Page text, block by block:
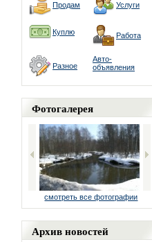
Продам Услуги
Куплю Работа
Разное
Авто-
объявления
Фотогалерея
смотреть все фотографии
Архив новостей